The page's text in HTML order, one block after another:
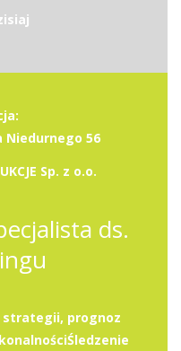
Niedurnego 56
Sp. z o.o.
ds.
strategii, prognoz